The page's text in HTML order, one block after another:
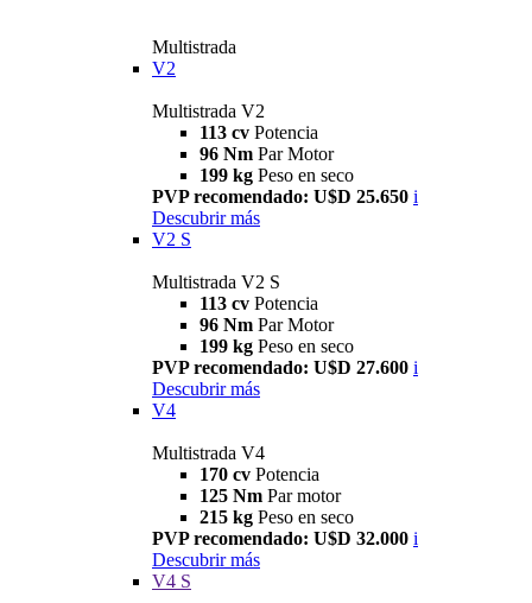
Multistrada
V2
Multistrada V2
113 cv Potencia
96 Nm Par Motor
199 kg Peso en seco
PVP recomendado: U$D 25.650 i
Descubrir más
V2 S
Multistrada V2 S
113 cv Potencia
96 Nm Par Motor
199 kg Peso en seco
PVP recomendado: U$D 27.600 i
Descubrir más
V4
Multistrada V4
170 cv Potencia
125 Nm Par motor
215 kg Peso en seco
PVP recomendado: U$D 32.000 i
Descubrir más
V4 S